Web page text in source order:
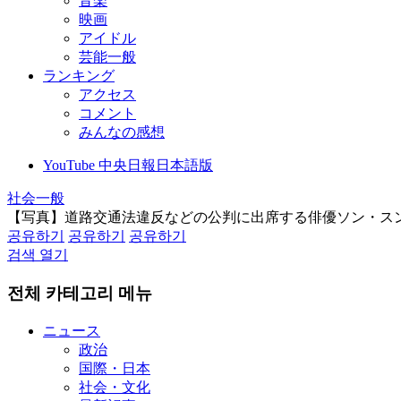
映画
アイドル
芸能一般
ランキング
アクセス
コメント
みんなの感想
YouTube 中央日報日本語版
社会一般
【写真】道路交通法違反などの公判に出席する俳優ソン・ス
공유하기
공유하기
공유하기
검색 열기
전체 카테고리 메뉴
ニュース
政治
国際・日本
社会・文化